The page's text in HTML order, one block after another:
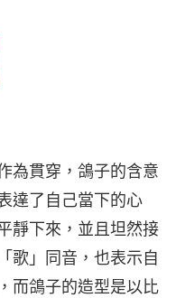
為貫穿，鴿子的含意
達了自己當下的心
靜下來，並且坦然接
歌」同音，也表示自
而鴿子的造型是以比